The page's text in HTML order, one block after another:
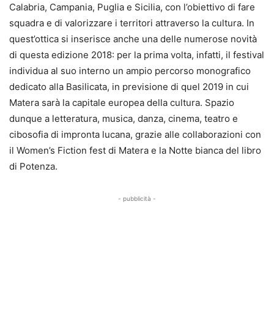
Calabria, Campania, Puglia e Sicilia, con l’obiettivo di fare
squadra e di valorizzare i territori attraverso la cultura. In
quest’ottica si inserisce anche una delle numerose novità
di questa edizione 2018: per la prima volta, infatti, il festival
individua al suo interno un ampio percorso monografico
dedicato alla Basilicata, in previsione di quel 2019 in cui
Matera sarà la capitale europea della cultura. Spazio
dunque a letteratura, musica, danza, cinema, teatro e
cibosofia di impronta lucana, grazie alle collaborazioni con
il Women’s Fiction fest di Matera e la Notte bianca del libro
di Potenza.
- pubblicità -